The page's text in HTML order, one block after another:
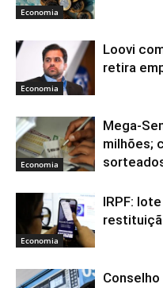
Economia
Economia
Loovi
retira
Economia
Mega-
milhões;
Economia
IRPF: